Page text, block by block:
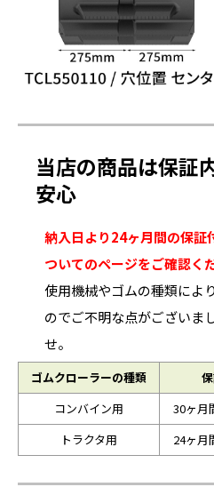
当店の商品は保証
安心
納入日より24ヶ月間の保証
ついてのページをご確認く
使用機械やゴムの種類によ
のでご不明な点がございま
せ。
ゴムクローラーの種類
コンバイン用
30ヶ月
トラクタ用
24ヶ月